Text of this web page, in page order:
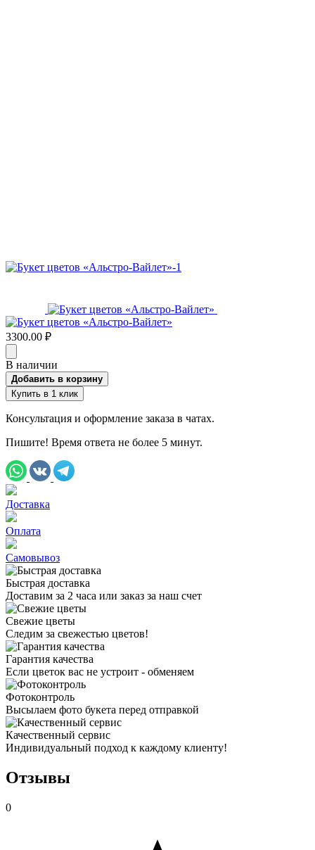
3300.00 ₽
В наличии
Добавить в корзину
Купить в 1 клик
Консультация и оформление заказа в чатах.
Пишите! Время ответа не более 5 минут.
Доставка
Оплата
Самовывоз
Быстрая доставка
Доставим за 2 часа или заказ за наш счет
Свежие цветы
Следим за свежестью цветов!
Гарантия качества
Если цветок вас не устроит - обменяем
Фотоконтроль
Высылаем фото букета перед отправкой
Качественный сервис
Индивидуальный подход к каждому клиенту!
Отзывы
0